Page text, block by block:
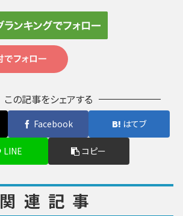
この記事をシェアする
Facebook はてブ
LINE コピー
関連記事